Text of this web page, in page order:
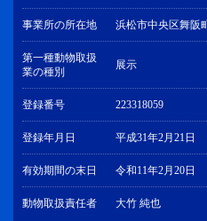
事業所の所在地 浜松市中央区舞阪
第一種動物取扱
業の種別
展示
登録番号 223318059
登録年月日 平成31年2月21日
有効期間の末日 令和11年2月20日
動物取扱責任者 大竹 純也